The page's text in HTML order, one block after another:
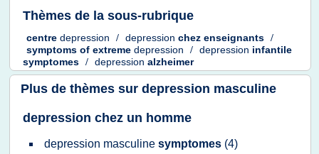
Thèmes de la sous-rubrique
centre depression / depression chez enseignants /
symptoms of extreme depression / depression infantile
symptomes / depression alzheimer
Plus de thèmes sur depression masculine
depression chez un homme
depression masculine symptomes (4)